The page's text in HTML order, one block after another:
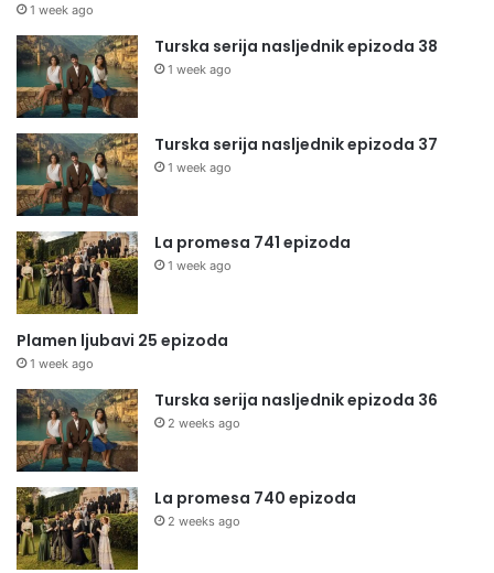
1 week ago
Turska serija nasljednik epizoda 38
1 week ago
Turska serija nasljednik epizoda 37
1 week ago
La promesa 741 epizoda
1 week ago
Plamen ljubavi 25 epizoda
1 week ago
Turska serija nasljednik epizoda 36
2 weeks ago
La promesa 740 epizoda
2 weeks ago